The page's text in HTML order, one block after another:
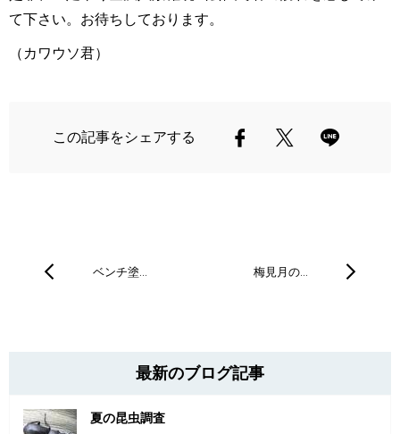
て下さい。お待ちしております。
（カワウソ君）
この記事をシェアする
ベンチ塗… 梅見月の…
最新のブログ記事
夏の昆虫調査